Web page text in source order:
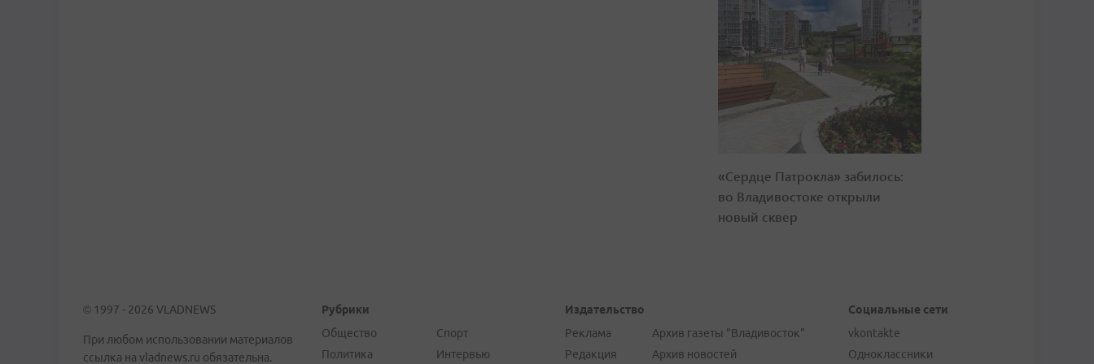
«Сердце Патрокла» забилось:
во Владивостоке открыли
новый сквер
© 1997 - 2026 VLADNEWS
При любом использовании материалов
ссылка на vladnews.ru обязательна.
Рубрики
Общество
Политика
Спорт
Интервью
Издательство
Реклама
Редакция
Архив газеты "Владивосток"
Архив новостей
Социальные сети
vkontakte
Одноклассники